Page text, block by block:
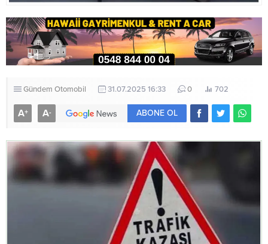
Gündem Otomobil 31.07.2025 16:33 0 702
A+ A- ABONE OL